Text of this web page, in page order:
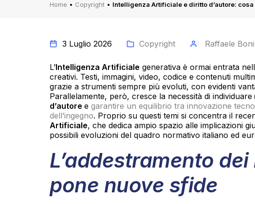
Home • Copyright • Intelligenza Artificiale e diritto d’autore:
3 Luglio 2026 Copyright Raffaele
L’Intelligenza Artificiale generativa è ormai entrata
creativi. Testi, immagini, video, codice e contenuti
grazie a strumenti sempre più evoluti, con evidenti
Parallelamente, però, cresce la necessità di individuare
d’autore e garantire un equilibrio tra innovazione
dell’ingegno. Proprio su questi temi si concentra il
Artificiale, che dedica ampio spazio alle implicazioni
possibili evoluzioni del quadro normativo italiano ed
L’addestramento
pone nuove sfide